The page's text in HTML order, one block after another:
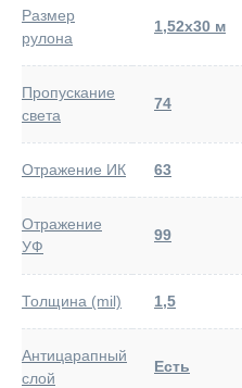
Размер
рулона
1,52х30 м
Пропускание
света
74
Отражение ИК 63
Отражение
УФ
99
Толщина (mil) 1,5
Антицарапный
слой
Есть